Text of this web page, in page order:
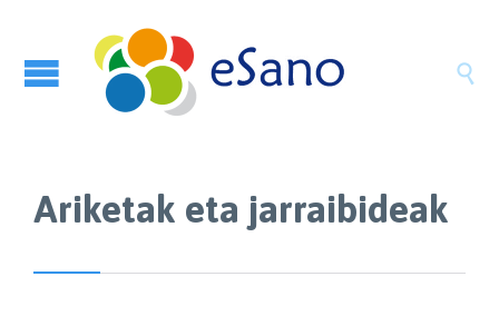

Ariketak eta jarraibideak